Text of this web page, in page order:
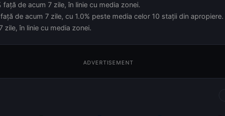
de acum 7 zile, în linie cu media zonei.
de acum 7 zile, cu 1.0% peste media celor 10 stații din apropiere.
zile, în linie cu media zonei.
ADVERTISEMENT